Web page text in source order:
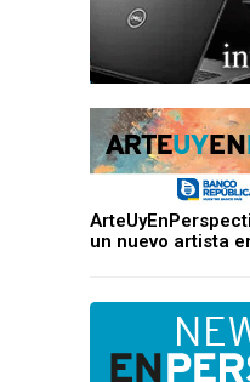
un nuevo artista